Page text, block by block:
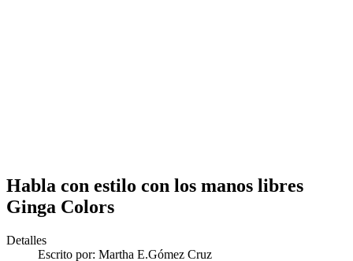
Habla con estilo con los manos libres
Ginga Colors
Detalles
Escrito por: Martha E.Gómez Cruz